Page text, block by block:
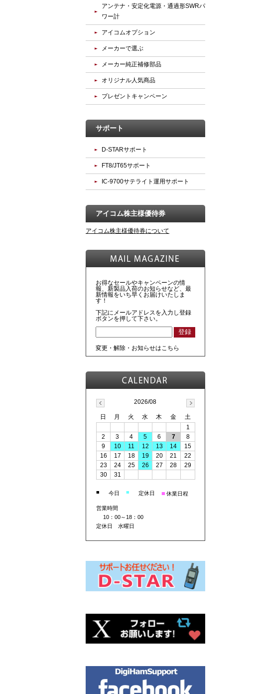
アンテナ・安定化電源・通過形SWRパ
ワー計
アイコムオプション
メーカーで選ぶ
メーカー純正補修部品
オリジナル人気商品
プレゼントキャンペーン
サポート
D-STARサポート
FT8/JT65サポート
IC-9700サテライト運用サポート
アイコム株主様優待券
アイコム株主様優待券について
お得なセールやキャンペーンの情
報、新製品入荷のお知らせなど、最
新情報をいち早くお届けいたしま
す！
下記にメールアドレスを入力し登録
ボタンを押して下さい。
変更・解除・お知らせはこちら
2026/08
日 月 火 水 木 金
土
1
2
3 4 5 6 7
8
9
10 11 12 13 14
15
16
17 18 19 20 21
22
23
24 25 26 27 28
29
30
31
■ 今日 ■ 定休日 ■ 休業日程
営業時間
10：00～18：00
定休日 水曜日